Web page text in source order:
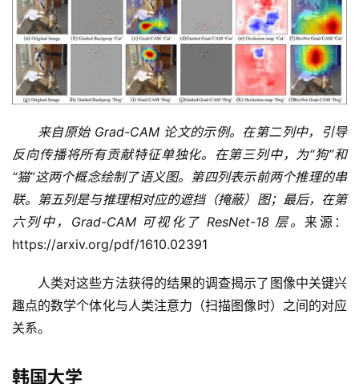
来自原始 Grad-CAM 论文的示例。在第二列中，引导
反向传播将所有贡献特征单独化。在第三列中，为“狗”和
“猫”这两个概念绘制了语义图。第四列表示前两个推理的串
联。第五列是与推理相对应的遮挡（掩蔽）图；最后，在第
六列中，Grad-CAM 可视化了 ResNet-18 层。 来源：
https://arxiv.org/pdf/1610.02391
人类对这些方法获得的结果的调查揭示了图像中关键兴
趣点的数学个体化与人类注意力（扫描图像时）之间的对应
关系。
韩国大学